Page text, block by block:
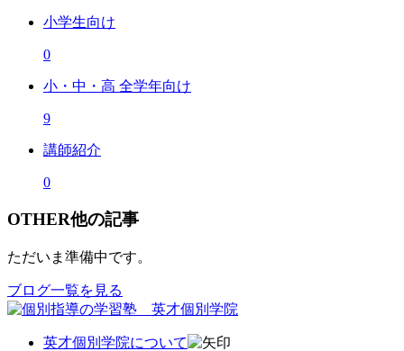
小学生向け
0
小・中・高 全学年向け
9
講師紹介
0
OTHER他の記事
ただいま準備中です。
ブログ一覧を見る
英才個別学院について